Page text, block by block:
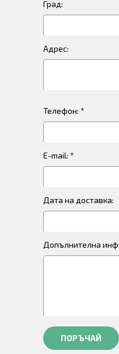
Град:
Адрес:
Телефон: *
E-mail: *
Дата на доставка:
Допълнителна
ПОРЪЧАЙ